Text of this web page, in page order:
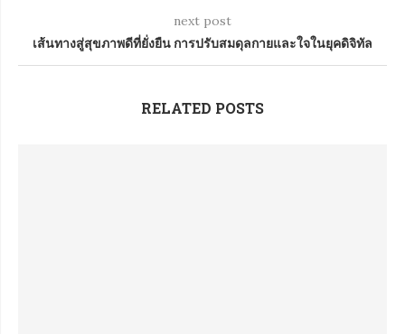
next post
เส้นทางสู่สุขภาพดีที่ยั่งยืน การปรับสมดุลกายและใจในยุคดิจิทัล
RELATED POSTS